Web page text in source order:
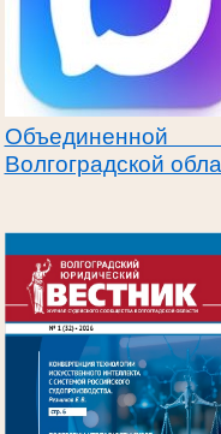
Объединенной
Волгоградской